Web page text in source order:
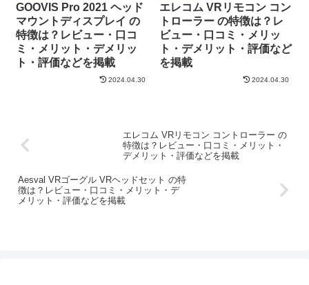
GOOVIS Pro 2021 ヘッド
マウントディスプレイ の
特徴は？レビュー・口コ
ミ・メリット・デメリッ
ト・評価などを掲載
2024.04.30
エレコム VRリモコン コン
トローラー の特徴は？レ
ビュー・口コミ・メリッ
ト・デメリット・評価など
を掲載
2024.04.30
エレコム VRリモコン コントローラー の
特徴は？レビュー・口コミ・メリット・
デメリット・評価などを掲載
Aesval VRゴーグル VRヘッドセット の特
徴は？レビュー・口コミ・メリット・デ
メリット・評価などを掲載